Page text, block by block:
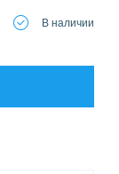
В наличии